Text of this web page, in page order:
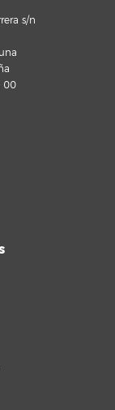
s/n
00